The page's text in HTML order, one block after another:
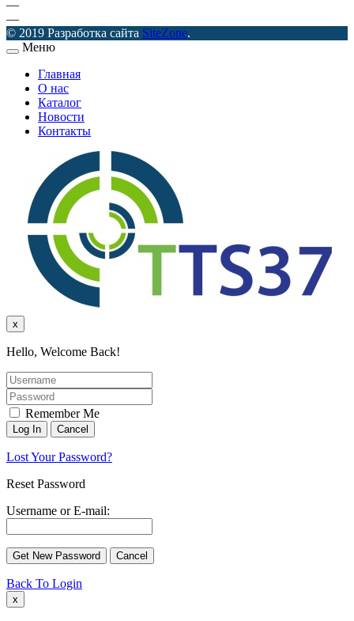
—
—
© 2019 Разработка сайта SiteZone.
Меню
Главная
О нас
Каталог
Новости
Контакты
x
Hello, Welcome Back!
Remember Me
Lost Your Password?
Reset Password
Username or E-mail:
Back To Login
x